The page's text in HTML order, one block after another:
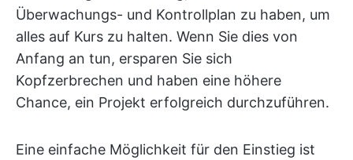
Überwachungs- und Kontrollplan zu haben, um
alles auf Kurs zu halten. Wenn Sie dies von
Anfang an tun, ersparen Sie sich
Kopfzerbrechen und haben eine höhere
Chance, ein Projekt erfolgreich durchzuführen.
Eine einfache Möglichkeit für den Einstieg ist